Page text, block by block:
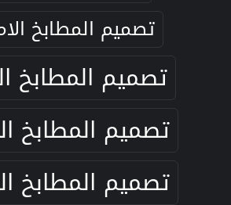
تصميم المطابخ
تصميم المطابخ
تصميم المطابخ
تصميم المطابخ